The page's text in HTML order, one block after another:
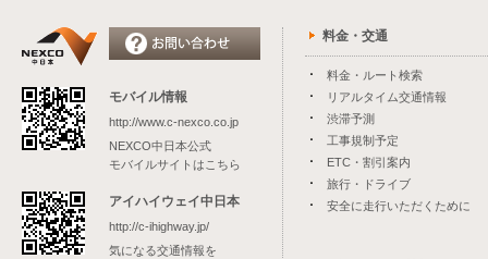
モバイル情報
http://www.c-nexco.co.jp
NEXCO中日本公式
モバイルサイトはこちら
アイハイウェイ中日本
http://c-ihighway.jp/
気になる交通情報を
料金・交通
料金・ルート検索
リアルタイム交通情報
渋滞予測
工事規制予定
ETC・割引案内
旅行・ドライブ
安全に走行いただくために